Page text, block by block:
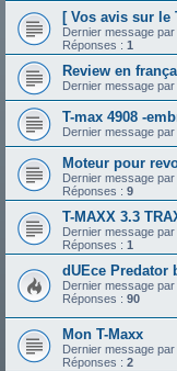
[ Vos avis sur le
Dernier message par
Réponses : 1
Review en
Dernier message par
T-max 4908 -
Dernier message par
Moteur pour
Dernier message par
Réponses : 9
T-MAXX 3.3
Dernier message par
Réponses : 1
dUEce Predator
Dernier message par
Réponses : 90
Mon T-Maxx
Dernier message par
Réponses : 2